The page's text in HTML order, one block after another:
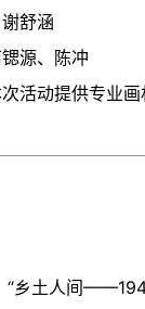
舒涵
源、陈冲
活动提供专业画
乡土人间